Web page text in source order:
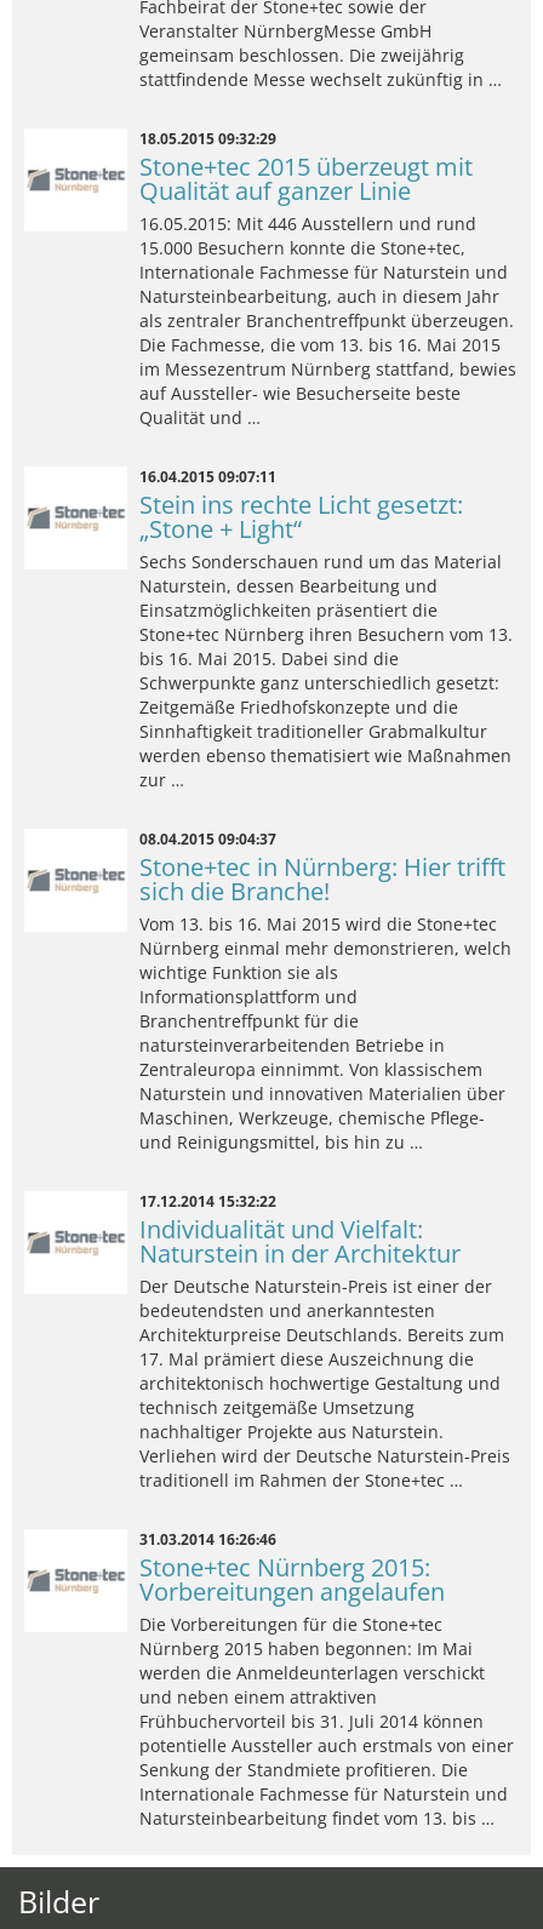
Fachbeirat der Stone+tec sowie der
Veranstalter NürnbergMesse GmbH
gemeinsam beschlossen. Die zweijährig
stattfindende Messe wechselt zukünftig in …
18.05.2015 09:32:29
Stone+tec 2015 überzeugt mit
Qualität auf ganzer Linie
16.05.2015: Mit 446 Ausstellern und rund
15.000 Besuchern konnte die Stone+tec,
Internationale Fachmesse für Naturstein und
Natursteinbearbeitung, auch in diesem Jahr
als zentraler Branchentreffpunkt überzeugen.
Die Fachmesse, die vom 13. bis 16. Mai 2015
im Messezentrum Nürnberg stattfand, bewies
auf Aussteller- wie Besucherseite beste
Qualität und …
16.04.2015 09:07:11
Stein ins rechte Licht gesetzt:
„Stone + Light“
Sechs Sonderschauen rund um das Material
Naturstein, dessen Bearbeitung und
Einsatzmöglichkeiten präsentiert die
Stone+tec Nürnberg ihren Besuchern vom 13.
bis 16. Mai 2015. Dabei sind die
Schwerpunkte ganz unterschiedlich gesetzt:
Zeitgemäße Friedhofskonzepte und die
Sinnhaftigkeit traditioneller Grabmalkultur
werden ebenso thematisiert wie Maßnahmen
zur …
08.04.2015 09:04:37
Stone+tec in Nürnberg: Hier trifft
sich die Branche!
Vom 13. bis 16. Mai 2015 wird die Stone+tec
Nürnberg einmal mehr demonstrieren, welch
wichtige Funktion sie als
Informationsplattform und
Branchentreffpunkt für die
natursteinverarbeitenden Betriebe in
Zentraleuropa einnimmt. Von klassischem
Naturstein und innovativen Materialien über
Maschinen, Werkzeuge, chemische Pflege-
und Reinigungsmittel, bis hin zu …
17.12.2014 15:32:22
Individualität und Vielfalt:
Naturstein in der Architektur
Der Deutsche Naturstein-Preis ist einer der
bedeutendsten und anerkanntesten
Architekturpreise Deutschlands. Bereits zum
17. Mal prämiert diese Auszeichnung die
architektonisch hochwertige Gestaltung und
technisch zeitgemäße Umsetzung
nachhaltiger Projekte aus Naturstein.
Verliehen wird der Deutsche Naturstein-Preis
traditionell im Rahmen der Stone+tec …
31.03.2014 16:26:46
Stone+tec Nürnberg 2015:
Vorbereitungen angelaufen
Die Vorbereitungen für die Stone+tec
Nürnberg 2015 haben begonnen: Im Mai
werden die Anmeldeunterlagen verschickt
und neben einem attraktiven
Frühbuchervorteil bis 31. Juli 2014 können
potentielle Aussteller auch erstmals von einer
Senkung der Standmiete profitieren. Die
Internationale Fachmesse für Naturstein und
Natursteinbearbeitung findet vom 13. bis …
Bilder